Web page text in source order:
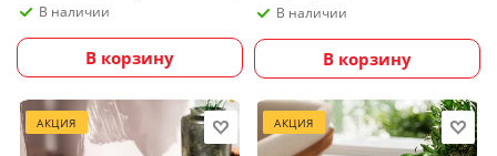
В наличии
В корзину
В наличии
В корзину
АКЦИЯ АКЦИЯ